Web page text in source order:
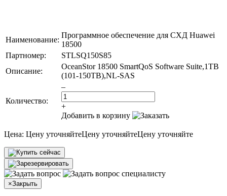
Наименование:
Программное обеспечение для СХД Huawei
18500
Партномер:
STLSQ150S85
Описание:
OceanStor 18500 SmartQoS Software Suite,1TB
(101-150TB),NL-SAS
Количество:
–
+
Добавить в корзину
Цена: Цену уточняйтеЦену уточняйтеЦену уточняйте
×Закрыть